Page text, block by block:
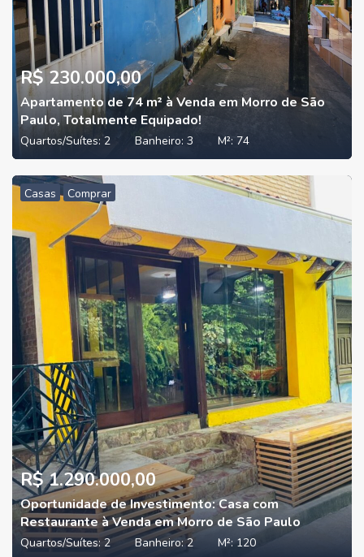
R$ 230.000,00
Apartamento de 74 m² à Venda em Morro de São
Paulo, Totalmente Equipado!
Quartos/Suítes: 2 Banheiro: 3 M²: 74
Casas Comprar
R$ 1.290.000,00
Oportunidade de Investimento: Casa com
Restaurante à Venda em Morro de São Paulo
Quartos/Suítes: 2 Banheiro:2 M²:120